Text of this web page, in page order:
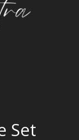
Set